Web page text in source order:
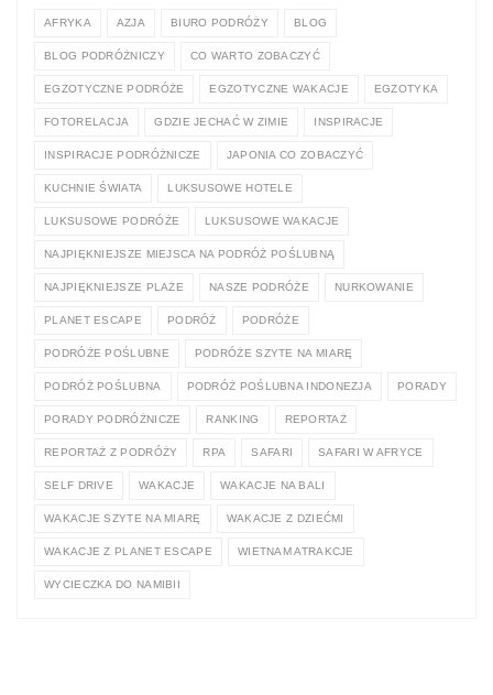
AFRYKA AZJA BIURO PODRÓŻY BLOG
BLOG PODRÓŻNICZY CO WARTO ZOBACZYĆ
EGZOTYCZNE PODRÓŻE EGZOTYCZNE WAKACJE EGZOTYKA
FOTORELACJA GDZIE JECHAĆ W ZIMIE INSPIRACJE
INSPIRACJE PODRÓŻNICZE JAPONIA CO ZOBACZYĆ
KUCHNIE ŚWIATA LUKSUSOWE HOTELE
LUKSUSOWE PODRÓŻE LUKSUSOWE WAKACJE
NAJPIĘKNIEJSZE MIEJSCA NA PODRÓŻ POŚLUBNĄ
NAJPIĘKNIEJSZE PLAŻE NASZE PODRÓŻE NURKOWANIE
PLANET ESCAPE PODRÓŻ PODRÓŻE
PODRÓŻE POŚLUBNE PODRÓŻE SZYTE NA MIARĘ
PODRÓŻ POŚLUBNA PODRÓŻ POŚLUBNA INDONEZJA PORADY
PORADY PODRÓŻNICZE RANKING REPORTAŻ
REPORTAŻ Z PODRÓŻY RPA SAFARI SAFARI W AFRYCE
SELF DRIVE WAKACJE WAKACJE NA BALI
WAKACJE SZYTE NA MIARĘ WAKACJE Z DZIEĆMI
WAKACJE Z PLANET ESCAPE WIETNAM ATRAKCJE
WYCIECZKA DO NAMIBII